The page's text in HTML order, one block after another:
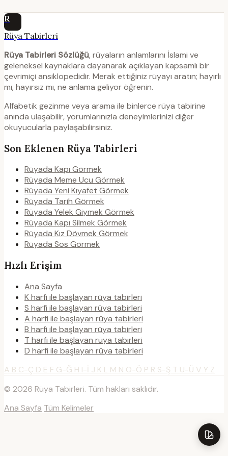
R
Rüya Tabirleri
Rüya Tabirleri Sözlüğü, rüyaların anlamlarını İslami ve
geleneksel kaynaklara dayanarak açıklayan kapsamlı bir
çevrimiçi ansiklopedidir. Merak ettiğiniz rüyayı aratın; hayırlı
mı, hayırsız mı, ne anlama geliyor öğrenin.
Alfabetik gezinme veya arama ile binlerce rüya tabirine
anında ulaşabilir, yorumlarınızla deneyimlerinizi diğer
okuyucularla paylaşabilirsiniz.
Son Eklenen Rüya Tabirleri
Rüyada Kapı Görmek
Rüyada Meme Ucu Görmek
Rüyada Yeni Kıyafet Görmek
Rüyada Tarih Görmek
Rüyada Yelek Giymek Görmek
Rüyada Kapı Silmek Görmek
Rüyada Kız Dövmek Görmek
Rüyada Sos Görmek
Hızlı Erişim
Ana Sayfa
K harfi ile başlayan rüya tabirleri
S harfi ile başlayan rüya tabirleri
A harfi ile başlayan rüya tabirleri
B harfi ile başlayan rüya tabirleri
T harfi ile başlayan rüya tabirleri
D harfi ile başlayan rüya tabirleri
A B C-Ç D E F G-Ğ H I-İ J K L M N O-Ö P R S-Ş T U-Ü V Y Z
© 2026 Rüya Tabirleri. Tüm hakları saklıdır.
Ana Sayfa Tüm Kelimeler